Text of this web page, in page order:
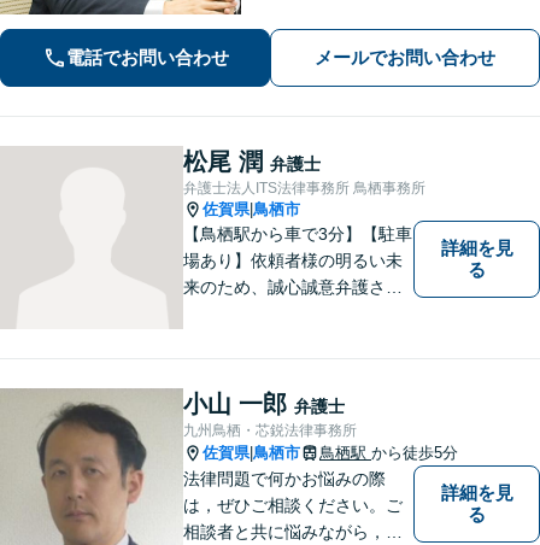
選択肢と法的権利を明確にし、納得の
いく決断ができるよう支援いたします
電話でお問い合わせ メールでお問い合わせ
松尾 潤 弁護士
弁護士法人ITS法律事務所 鳥栖事務所
佐賀県|鳥栖市
【鳥栖駅から車で3分】【駐車
場あり】依頼者様の明るい未
来のため、誠心誠意弁護させ
す。インターネット／刑事／
相続など、幅広い困りごとに
対応可能！【完全個室で対
応】
詳細を見
る
小山 一郎 弁護士
九州鳥栖・芯鋭法律事務所
佐賀県|鳥栖市 鳥栖駅 から徒歩5分
法律問題で何かお悩みの際
は，ぜひご相談ください。ご
相談者と共に悩みながら，い
詳細を見
る